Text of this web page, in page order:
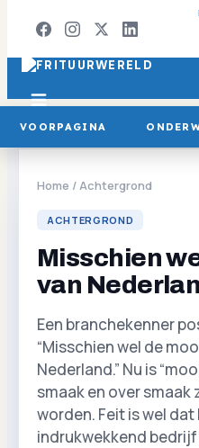
VOORPAGINA
Home /Achtergrond
ACHTERGROND
Misschien
van
Een branchekenner
“Misschien wel de
Nederland.” Nu is
smaak en over
worden. Feit is wel
indrukwekkend